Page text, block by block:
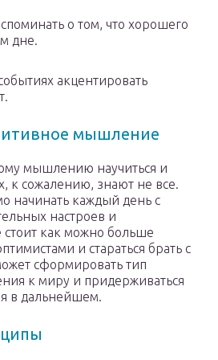
о том, что хорошего
дне.
акцентировать
мышление
мышлению научиться и
к сожалению, знают не все.
начинать каждый день с
настроев и
стоит как можно больше
и стараться брать с
сформировать тип
к миру и придерживаться
в дальнейшем.